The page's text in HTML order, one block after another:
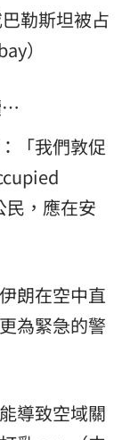
勒斯坦被占
）
…
「我們敦促
，應在安
朗在空中直
為緊急的警
導致空域關